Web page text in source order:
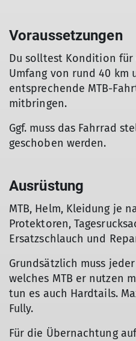
Voraussetzungen
Du solltest Kondition für
Umfang von rund 40 km
entsprechende MTB-
mitbringen.
Ggf. muss das Fahrrad
geschoben werden.
Ausrüstung
MTB, Helm, Kleidung je
Protektoren,
Ersatzschlauch und
Grundsätzlich muss
welches MTB er nutzen
tun es auch Hardtails.
Fully.
Für die Übernachtung